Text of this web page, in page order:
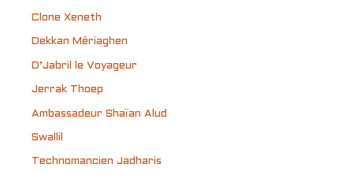
Clone Xeneth
Dekkan Mériaghen
D’Jabril le Voyageur
Jerrak Thoep
Ambassadeur Shaïan Alud
Swallil
Technomancien Jadharis